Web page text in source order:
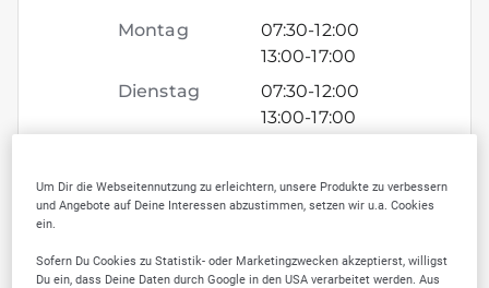
Montag 07:30-12:00
13:00-17:00
Dienstag
07:30-12:00
13:00-17:00
17:00
Donnerstag
07:30-12:00
Freitag
07:30 -12:00
Um Dir die Webseitennutzung zu erleichtern, unsere Produkte zu verbessern
und Angebote auf Deine Interessen abzustimmen, setzen wir u.a. Cookies
ein.
Sofern Du Cookies zu Statistik- oder Marketingzwecken akzeptierst, willigst
Du ein, dass Deine Daten durch Google in den USA verarbeitet werden. Aus